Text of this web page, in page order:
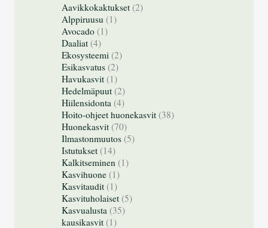
Aavikkokaktukset(2)
Alppiruusu (1)
Avocado(1)
Daaliat(4)
Ekosysteemi (2)
Esikasvatus(2)
Havukasvit(1)
Hedelmäpuut(2)
Hiilensidonta (4)
Hoito-ohjeet huonekasvit(38)
Huonekasvit(70)
Ilmastonmuutos(5)
Istutukset(14)
Kalkitseminen (1)
Kasvihuone(1)
Kasvitaudit(1)
Kasvituholaiset(5)
Kasvualusta (35)
kausikasvit(1)